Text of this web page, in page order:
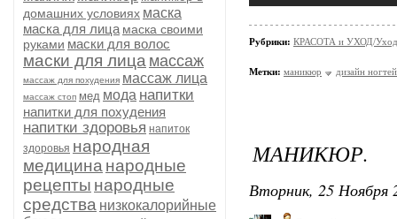
домашних условиях маска
маска для лица маска своими
руками маски для волос
маски для лица массаж
массаж для похудения массаж лица
массаж стоп мед мода напитки
напитки для похудения
напитки здоровья напиток
здоровья народная
медицина народные
рецепты народные
средства низкокалорийные
Рубрики: КРАСОТА и УХОД/Уход
Метки: маникюр дизайн ногтей
МАНИКЮР.
Вторник, 25 Ноября